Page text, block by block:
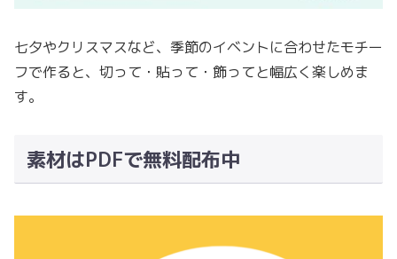
七夕やクリスマスなど、季節のイベントに合わせたモチー
フで作ると、切って・貼って・飾ってと幅広く楽しめま
す。
素材はPDFで無料配布中